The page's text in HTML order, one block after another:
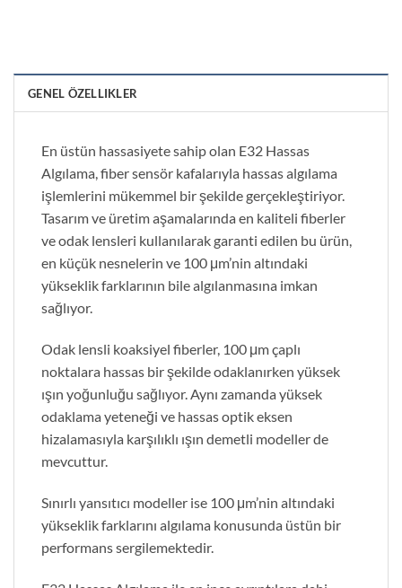
GENEL ÖZELLIKLER
En üstün hassasiyete sahip olan E32 Hassas
Algılama, fiber sensör kafalarıyla hassas algılama
işlemlerini mükemmel bir şekilde gerçekleştiriyor.
Tasarım ve üretim aşamalarında en kaliteli fiberler
ve odak lensleri kullanılarak garanti edilen bu ürün,
en küçük nesnelerin ve 100 μm’nin altındaki
yükseklik farklarının bile algılanmasına imkan
sağlıyor.
Odak lensli koaksiyel fiberler, 100 μm çaplı
noktalara hassas bir şekilde odaklanırken yüksek
ışın yoğunluğu sağlıyor. Aynı zamanda yüksek
odaklama yeteneği ve hassas optik eksen
hizalamasıyla karşılıklı ışın demetli modeller de
mevcuttur.
Sınırlı yansıtıcı modeller ise 100 μm’nin altındaki
yükseklik farklarını algılama konusunda üstün bir
performans sergilemektedir.